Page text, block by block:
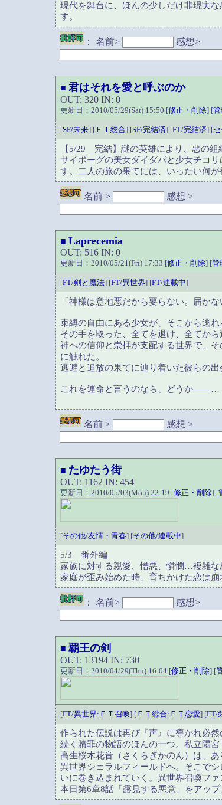
現代を舞台に、ほんの少しだけ非現実
す。
： 名前> 感想>
■ 君はそれを愛と呼ぶのか
OUT: 320 IN: 0
更新日：2010/05/29(Sat) 15:50 [修正・削除] [管
[SF/未来] [ＦＴ総合] [SF/完結済] [FT/完結済] [
【5/29 完結】謎の英雄により、悪の組
サイボーグの美女ダイダバと少女チコ
す。二人の旅の果てには、いったい何
名前 > 感想 >
■ Laprecemia
OUT: 516 IN: 0
更新日：2010/05/21(Fri) 17:33 [修正・削除] [管
[FT/剣と魔法] [FT/異世界] [FT/連載中]
「神様は意地悪だから要らない。届か
束縛の自由にある少女が、そこから逃れ
その手を取った、全てを退け、全てから
神への信仰と崇拝が支配する世界で、
に触れた。
逃避と追放の果てに辿り着いた彼らの
これを運命と言うのなら、どうか――…
名前 > 感想 >
■ たゆたう街
OUT: 1162 IN: 454
更新日：2010/05/03(Mon) 22:19 [修正・削除] [
[その他/友情・青春] [その他/連載中]
5/3 番外編
家族に対する親愛、憎悪、憐憫…複雑な
家庭が歪み始めた時、育ちかけた恋は崩
： 名前> 感想>
■ 覇王の剣
OUT: 13194 IN: 730
更新日：2010/04/29(Thu) 16:04 [修正・削除] [
[FT/異世界:ＦＴ召喚] [ＦＴ総合:ＦＴ恋愛] [FT/
作られた伝説は再び『声』に導かれ必
続く贖罪の物語のほんの一つ。私立陽
高生桜木花音（さくらぎかのん）は、
異世界シェラルフィールドへ。そこで
いに巻き込まれていく。異世界召喚ファ
本日第6章8話「露見する悪意」をアップ